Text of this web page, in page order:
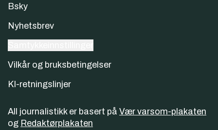
Bsky
Nyhetsbrev
Vilkår og bruksbetingelser
KI-retningslinjer
All journalistikk er basert på Vær varsom-plakaten
og Redaktørplakaten